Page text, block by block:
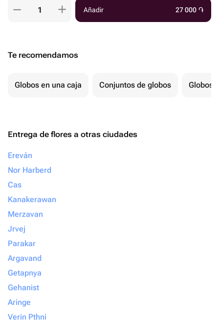
Añadir 27 000 ֏
Te recomendamos
Globos en una caja Conjuntos de globos Globos
Entrega de flores a otras ciudades
Ereván
Nor Harberd
Cas
Kanakerawan
Merzavan
Jrvej
Parakar
Argavand
Getapnya
Gehanist
Aringe
Verin Pthni